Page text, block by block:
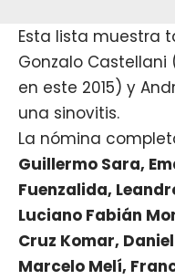
Esta lista muestra
Gonzalo
en este 2015) y
una sinovitis.
La nómina
Guillermo Sara,
Fuenzalida,
Luciano Fabián
Cruz Komar,
Marcelo Melí,